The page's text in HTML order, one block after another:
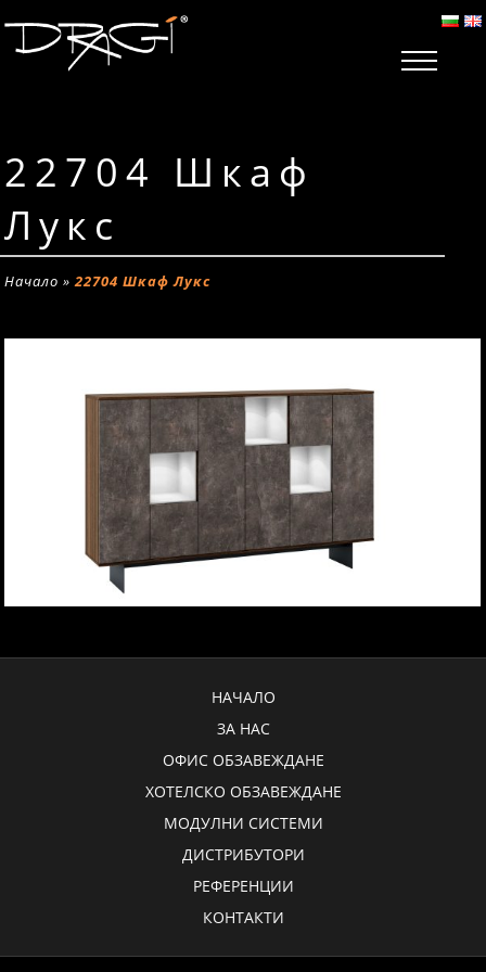
22704 Шкаф
Лукс
Начало »22704 Шкаф Лукс
НАЧАЛО
ЗА НАС
ОФИС ОБЗАВЕЖДАНЕ
ХОТЕЛСКО ОБЗАВЕЖДАНЕ
МОДУЛНИ СИСТЕМИ
ДИСТРИБУТОРИ
РЕФЕРЕНЦИИ
КОНТАКТИ